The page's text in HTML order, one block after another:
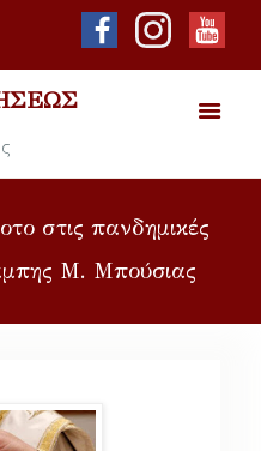
στις πανδημικές
Μ. Μπούσιας